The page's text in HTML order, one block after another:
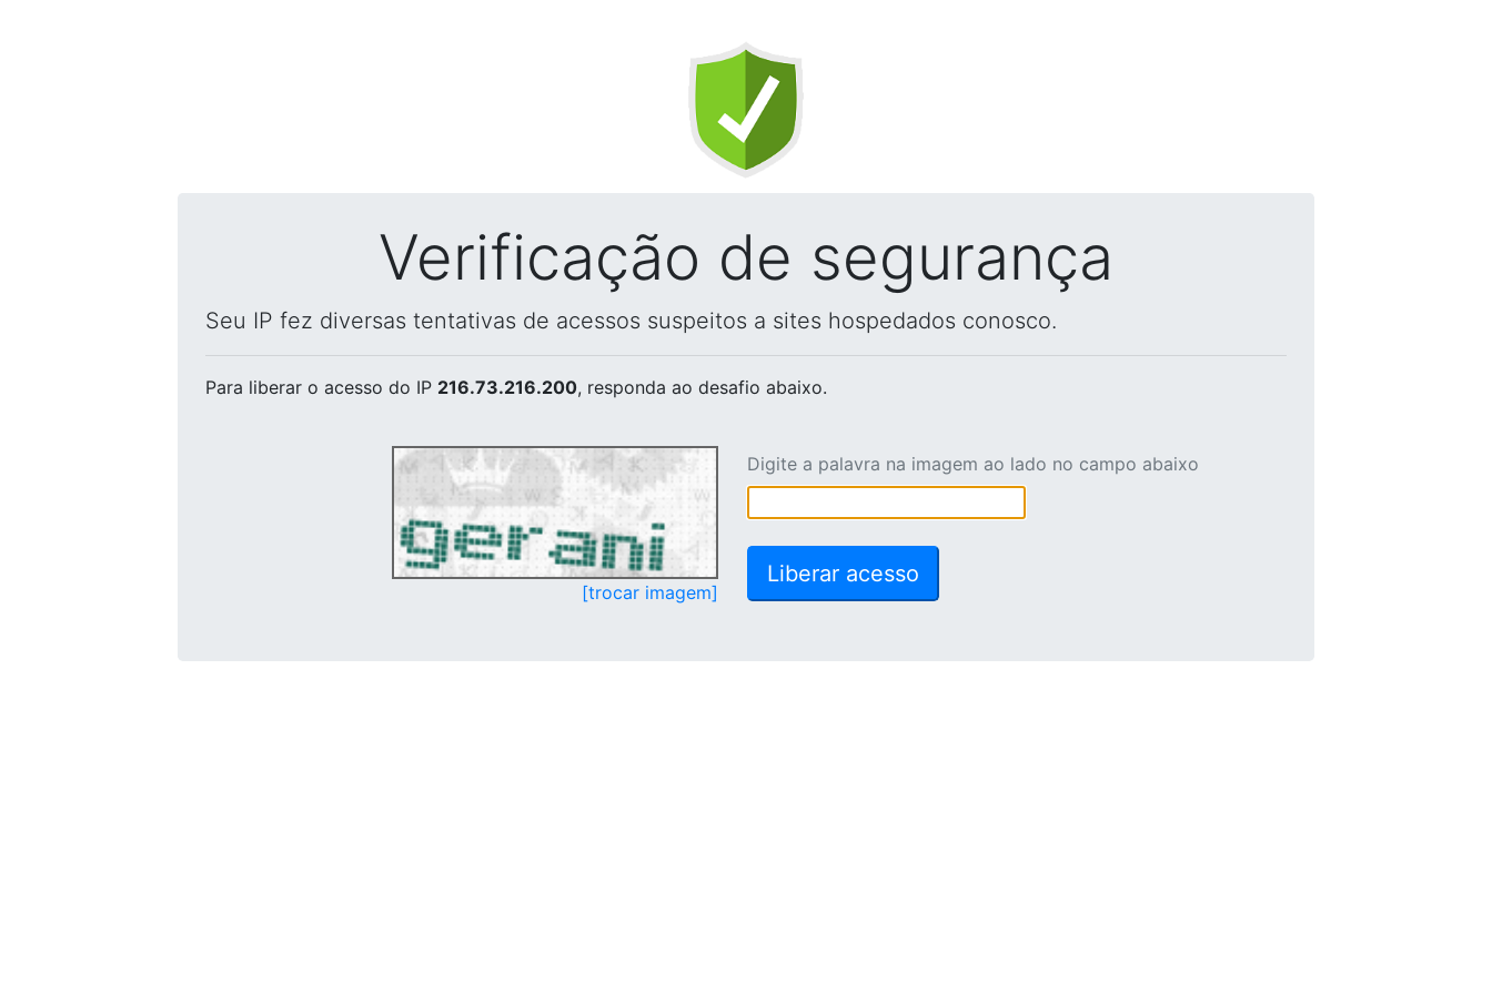
Verificação de segurança
Seu IP fez diversas tentativas de acessos suspeitos a sites hospedados conosco.
Para liberar o acesso do IP 216.73.216.200, responda ao desafio abaixo.
[trocar imagem]
Digite a palavra na imagem ao lado no campo abaixo